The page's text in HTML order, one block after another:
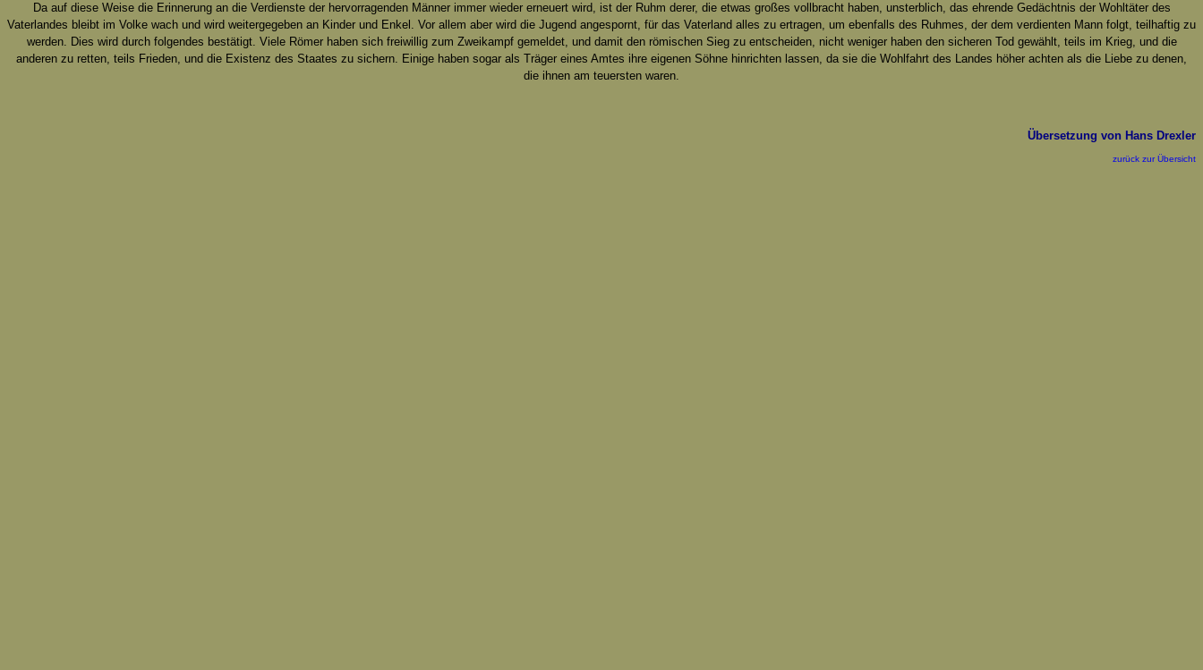
Da auf diese Weise die Erinnerung an die Verdienste der hervorragenden Männer immer wieder erneuert wird, ist der Ruhm derer, die etwas großes vollbracht haben, unsterblich, das ehrende Gedächtnis der Wohltäter des
Vaterlandes bleibt im Volke wach und wird weitergegeben an Kinder und Enkel. Vor allem aber wird die Jugend angespornt, für das Vaterland alles zu ertragen, um ebenfalls des Ruhmes, der dem verdienten Mann folgt, teilhaftig zu
werden. Dies wird durch folgendes bestätigt. Viele Römer haben sich freiwillig zum Zweikampf gemeldet, und damit den römischen Sieg zu entscheiden, nicht weniger haben den sicheren Tod gewählt, teils im Krieg, und die
anderen zu retten, teils Frieden, und die Existenz des Staates zu sichern. Einige haben sogar als Träger eines Amtes ihre eigenen Söhne hinrichten lassen, da sie die Wohlfahrt des Landes höher achten als die Liebe zu denen,
die ihnen am teuersten waren.
Übersetzung von Hans Drexler
zurück zur Übersicht